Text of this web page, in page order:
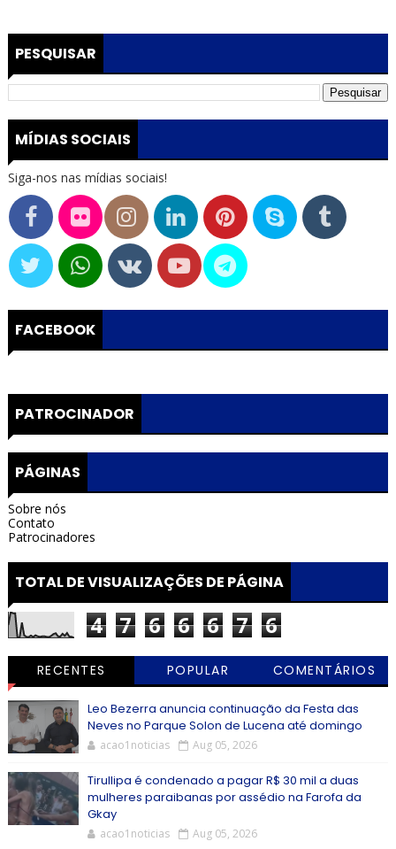
PESQUISAR
MÍDIAS SOCIAIS
Siga-nos nas mídias sociais!
FACEBOOK
PATROCINADOR
PÁGINAS
Sobre nós
Contato
Patrocinadores
TOTAL DE VISUALIZAÇÕES DE PÁGINA
4 7 6 6 6 7 6
RECENTES POPULAR COMENTÁRIOS
Leo Bezerra anuncia continuação da Festa das
Neves no Parque Solon de Lucena até domingo
acao1noticias Aug 05, 2026
Tirullipa é condenado a pagar R$ 30 mil a duas
mulheres paraibanas por assédio na Farofa da
Gkay
acao1noticias Aug 05, 2026